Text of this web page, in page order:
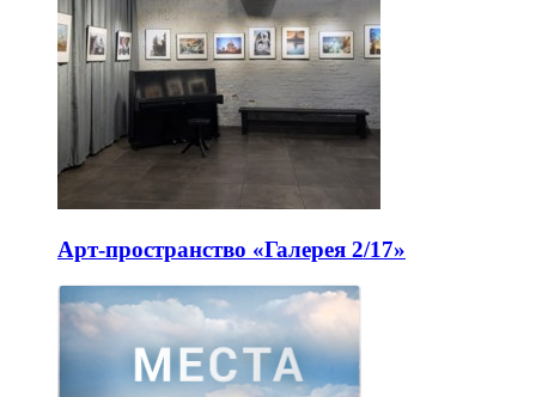
Арт-пространство «Галерея 2/17»